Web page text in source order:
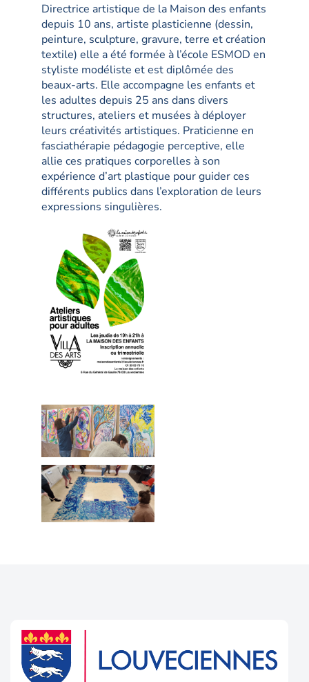
Directrice artistique de la Maison des enfants
depuis 10 ans, artiste plasticienne (dessin,
peinture, sculpture, gravure, terre et création
textile) elle a été formée à l’école ESMOD en
styliste modéliste et est diplômée des
beaux-arts. Elle accompagne les enfants et
les adultes depuis 25 ans dans divers
structures, ateliers et musées à déployer
leurs créativités artistiques. Praticienne en
fasciathérapie pédagogie perceptive, elle
allie ces pratiques corporelles à son
expérience d’art plastique pour guider ces
différents publics dans l’exploration de leurs
expressions singulières.